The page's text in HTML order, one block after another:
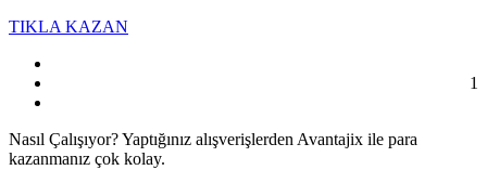
TIKLA KAZAN
1
Nasıl Çalışıyor?Yaptığınız alışverişlerden Avantajix ile para
kazanmanız çok kolay.